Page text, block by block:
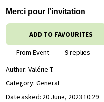
Merci pour l'invitation
ADD TO FAVOURITES
From Event 9 replies
Author: Valérie T.
Category: General
Date asked: 20 June, 2023 10:29